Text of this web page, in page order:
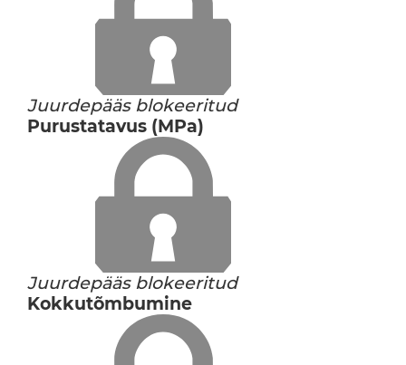
Juurdepääs blokeeritud
Purustatavus (MPa)
Juurdepääs blokeeritud
Kokkutõmbumine